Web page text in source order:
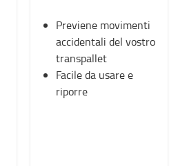
Previene movimenti
accidentali del vostro
transpallet
Facile da usare e
riporre